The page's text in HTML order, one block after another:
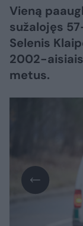
Vieną
sužalojęs
Selenis
2002-
metus.